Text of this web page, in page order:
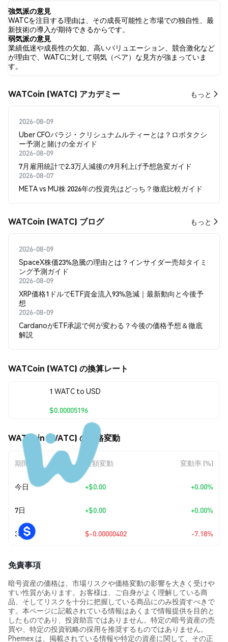
情は 弱気 でした。 最後に、WATC に関するニュース記事が 0 件公
開されました。 Twitterでは、100.00% のツイートが強気の感情を
示し、0.00% のツイートが弱気の感情を示しました。 0.00% のツ
イートは WATC に対して中立的でした。 これらの感情分析は 1 件
のツイートに基づいています。
強気派の意見
WATCを注目する理由は、その成長可能性と市場での独自性、最
新技術の導入が期待できるからです。
弱気派の意見
業績低迷や成長性の欠如、高いバリュエーション、競合激化など
が理由で、WATCに対して弱気（ベア）な見方が強まっていま
す。
WATCoin (WATC) アカデミー もっと
2026-08-09
Uber CFOバラジ・クリシュナムルティーとは？ロボタクシ
ー予測と賭けの全ガイド
2026-08-09
7月雇用統計で2.3万人減後の9月利上げ予想急変ガイド
2026-08-07
META vs MU株 2026年の投資先はどっち？徹底比較ガイド
WATCoin (WATC) ブログ もっと
2026-08-09
SpaceX株価23%急騰の理由とは？インサイダー売却タイミ
ング予測ガイド
2026-08-09
XRP価格1ドルでETF資金流入93%急減｜最新動向と今後予
想
2026-08-09
CardanoがETF承認で何が変わる？今後の価格予想＆徹底
解説
WATCoin (WATC) の換算レート
1 WATC to USD
$0.00005196
WATCoin (WATC) の価格変動
期間 金額変動 変動率 (%)
今日 +$0.00 +0.00%
7日 +$0.00 +0.00%
30日 $-0.00000402 -7.18%
免責事項
暗号資産の価格は、市場リスクや価格変動の影響を大きく受けや
すい性質があります。お客様は、ご自身がよく理解している商
品、そしてリスクを十分に把握している商品にのみ投資すべきで
す。本ページに記載されている情報はあくまで情報提供を目的と
したものであり、投資助言ではありません。特定の暗号資産の売
買や、特定の投資戦略の採用を推奨するものではありません。
Phemex は、掲載されている情報や特定の資産に関して、その正